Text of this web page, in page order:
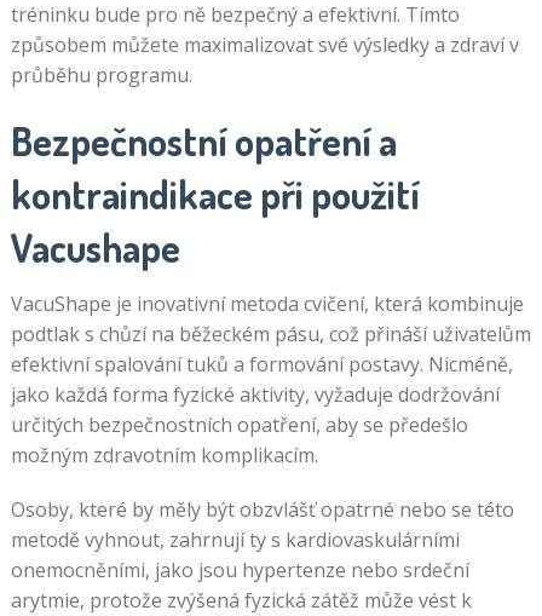
tréninku bude pro ně bezpečný a efektivní. Tímto
způsobem můžete maximalizovat své výsledky a zdraví v
průběhu programu.
Bezpečnostní opatření a
kontraindikace při použití
Vacushape
VacuShape je inovativní metoda cvičení, která kombinuje
podtlak s chůzí na běžeckém pásu, což přináší uživatelům
efektivní spalování tuků a formování postavy. Nicméně,
jako každá forma fyzické aktivity, vyžaduje dodržování
určitých bezpečnostních opatření, aby se předešlo
možným zdravotním komplikacím.
Osoby, které by měly být obzvlášť opatrné nebo se této
metodě vyhnout, zahrnují ty s kardiovaskulárními
onemocněními, jako jsou hypertenze nebo srdeční
arytmie, protože zvýšená fyzická zátěž může vést k